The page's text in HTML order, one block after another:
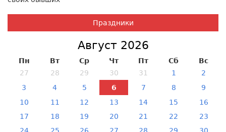
Праздники
Август 2026
Пн Вт Ср Чт Пт Сб
Вс
27
28 29 30 31 1
2
3
4 5 6 7 8
9
10
11 12 13 14 15
16
17
18 19 20 21 22
23
24
25 26 27 28 29
30